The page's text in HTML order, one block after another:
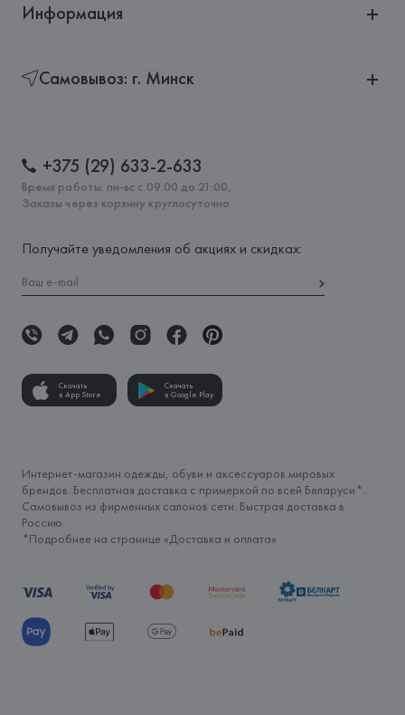
Информация
Самовывоз: г. Минск
+375 (29) 633-2-633
Время работы: пн-вс с 09:00 до 21:00,
Заказы через корзину круглосуточно
Получайте уведомления об акциях и скидках:
Скачать
в App Store
Скачать
в Google Play
Интернет-магазин одежды, обуви и аксессуаров мировых
брендов. Бесплатная доставка с примеркой по всей Беларуси*.
Самовывоз из фирменных салонов сети. Быстрая доставка в
Россию.
*Подробнее на странице «Доставка и оплата»